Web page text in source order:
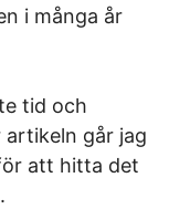
i många år
tid och
går jag
att hitta det